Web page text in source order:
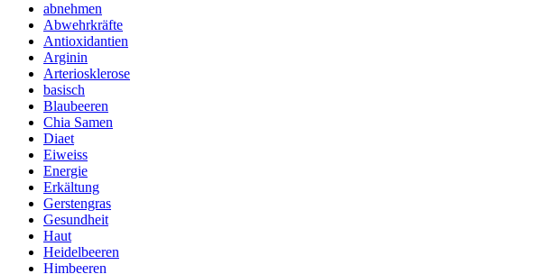
abnehmen
Abwehrkräfte
Antioxidantien
Arginin
Arteriosklerose
basisch
Blaubeeren
Chia Samen
Diaet
Eiweiss
Energie
Erkältung
Gerstengras
Gesundheit
Haut
Heidelbeeren
Himbeeren